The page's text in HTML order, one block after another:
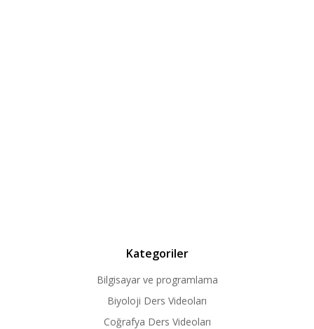
Kategoriler
Bilgisayar ve programlama
Biyoloji Ders Videoları
Coğrafya Ders Videoları